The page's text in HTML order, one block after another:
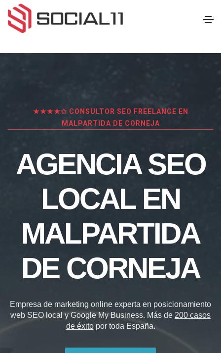
★★★★✩ CONSULTOR SEO FREELANCE EN
MALPARTIDA DE CORNEJA
AGENCIA SEO
LOCAL EN
MALPARTIDA
DE CORNEJA
Empresa de marketing online experta en posicionamiento
web SEO local y Google My Business. Más de 200 casos
de éxitopor toda España.